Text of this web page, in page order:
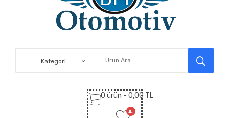
Kategori
0 ürün - 0,00 TL
A.